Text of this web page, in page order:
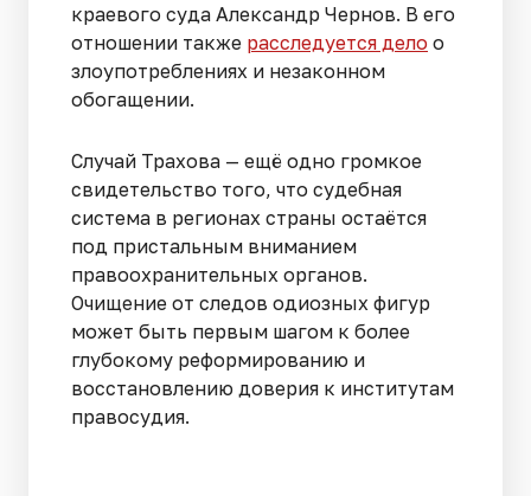
краевого суда Александр Чернов. В его
отношении также расследуется дело о
злоупотреблениях и незаконном
обогащении.
Случай Трахова — ещё одно громкое
свидетельство того, что судебная
система в регионах страны остаётся
под пристальным вниманием
правоохранительных органов.
Очищение от следов одиозных фигур
может быть первым шагом к более
глубокому реформированию и
восстановлению доверия к институтам
правосудия.